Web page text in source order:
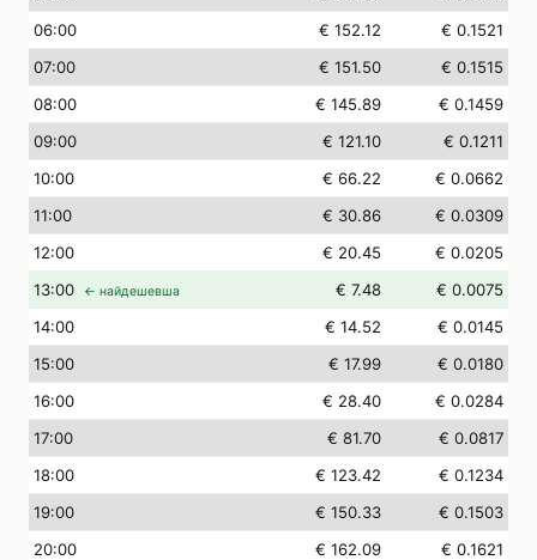
06:00 € 152.12
€ 0.1521
07:00 € 151.50
€ 0.1515
08:00 € 145.89
€ 0.1459
09:00 € 121.10
€ 0.1211
10:00 € 66.22
€ 0.0662
11:00 € 30.86
€ 0.0309
12:00 € 20.45
€ 0.0205
13:00 ← найдешевша € 7.48
€ 0.0075
14:00 € 14.52
€ 0.0145
15:00 € 17.99
€ 0.0180
16:00 € 28.40
€ 0.0284
17:00 € 81.70
€ 0.0817
18:00 € 123.42
€ 0.1234
19:00 € 150.33
€ 0.1503
20:00 € 162.09
€ 0.1621